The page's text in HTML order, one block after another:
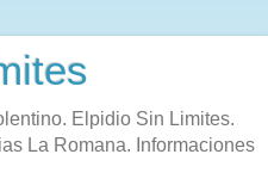
Elpidio Sin Limites.
La Romana. Informaciones